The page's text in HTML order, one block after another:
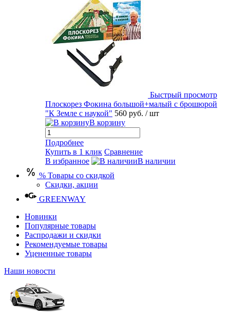
Быстрый просмотр
Плоскорез Фокина большой+малый с брошюрой
"К Земле с наукой" 560 руб. / шт
В корзину
Подробнее
Купить в 1 клик Сравнение
В избранное
В наличии
% Товары со скидкой
Скидки, акции
GREENWAY
Новинки
Популярные товары
Распродажи и скидки
Рекомендуемые товары
Уцененные товары
Наши новости